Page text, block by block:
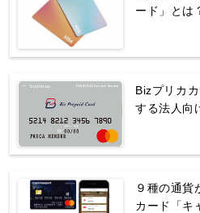
ード」とは
Bizプリカ
する法人向
９種の通貨
カード「キ